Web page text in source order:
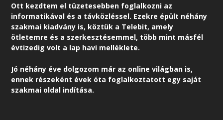
Ott kezdtem el tüzetesebben foglalkozni az
informatikával és a távközléssel. Ezekre épült néhány
szakmai kiadvány is, köztük a Telebit, amely
ötletemre és a szerkesztésemmel, több mint másfél
évtizedig volt a lap havi melléklete.
Jó néhány éve dolgozom már az online világban is,
ennek részeként évek óta foglalkoztatott egy saját
szakmai oldal indítása.